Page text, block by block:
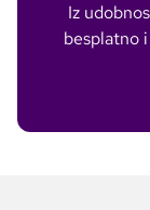
Iz
besplatno